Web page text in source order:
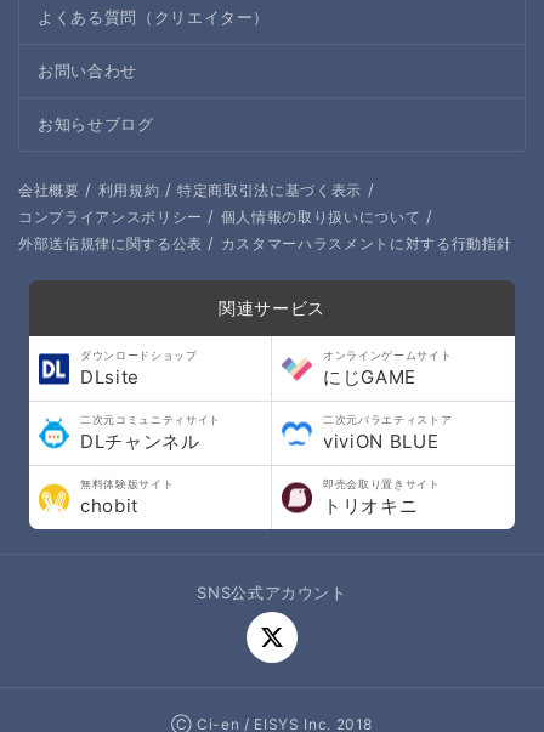
よくある質問（クリエイター）
お問い合わせ
お知らせブログ
会社概要 / 利用規約 / 特定商取引法に基づく表示 /
コンプライアンスポリシー / 個人情報の取り扱いについて /
外部送信規律に関する公表 / カスタマーハラスメントに対する行動指針
関連サービス
ダウンロードショップ
DLsite
オンラインゲームサイト
にじGAME
二次元コミュニティサイト
DLチャンネル
二次元バラエティストア
viviON BLUE
無料体験版サイト
chobit
即売会取り置きサイト
トリオキニ
SNS公式アカウント
Ⓒ Ci-en / EISYS Inc. 2018